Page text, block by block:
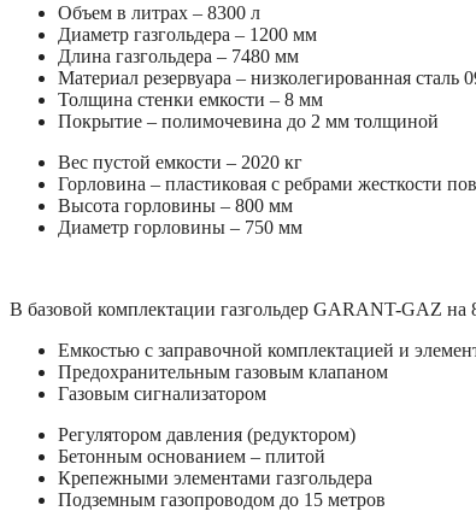
Объем в литрах – 8300 л
Диаметр газгольдера – 1200 мм
Длина газгольдера – 7480 мм
Материал резервуара – низколегированная сталь
Толщина стенки емкости – 8 мм
Покрытие – полимочевина до 2 мм толщиной
Вес пустой емкости – 2020 кг
Горловина – пластиковая с ребрами жесткости
Высота горловины – 800 мм
Диаметр горловины – 750 мм
В базовой комплектации газгольдер GARANT-GAZ
Емкостью с заправочной комплектацией и
Предохранительным газовым клапаном
Газовым сигнализатором
Регулятором давления (редуктором)
Бетонным основанием – плитой
Крепежными элементами газгольдера
Подземным газопроводом до 15 метров